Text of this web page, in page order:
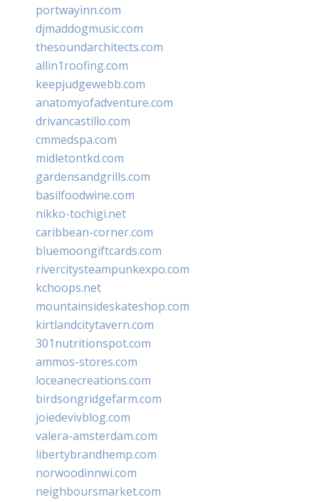
portwayinn.com
djmaddogmusic.com
thesoundarchitects.com
allin1roofing.com
keepjudgewebb.com
anatomyofadventure.com
drivancastillo.com
cmmedspa.com
midletontkd.com
gardensandgrills.com
basilfoodwine.com
nikko-tochigi.net
caribbean-corner.com
bluemoongiftcards.com
rivercitysteampunkexpo.com
kchoops.net
mountainsideskateshop.com
kirtlandcitytavern.com
301nutritionspot.com
ammos-stores.com
loceanecreations.com
birdsongridgefarm.com
joiedevivblog.com
valera-amsterdam.com
libertybrandhemp.com
norwoodinnwi.com
neighboursmarket.com